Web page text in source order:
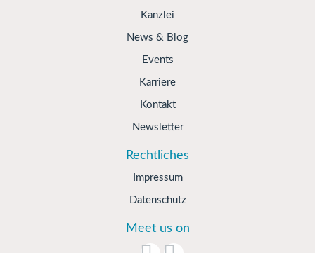
Kanzlei
News & Blog
Events
Karriere
Kontakt
Newsletter
Rechtliches
Impressum
Datenschutz
Meet us on